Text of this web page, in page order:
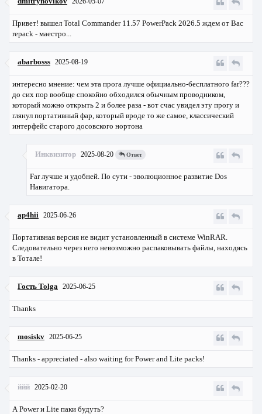
Привет! вышел Total Commander 11.57 PowerPack 2026.5 ждем от Вас
repack - маестро...
abarbosss 2025-08-19
интересно мнение: чем эта прога лучше официально-бесплатного far???
до сих пор вообще спокойно обходился обычным проводником,
который можно открыть 2 и более раза - вот счас увидел эту прогу и
глянул портативный фар, который вроде то же самое, классический
интерфейс старого досовского нортона
Инквизитор 2025-08-20 Ответ
Far лучше и удобней. По сути - эволюционное развитие Dos
Навигатора.
ap4hii 2025-06-26
Портативная версия не видит установленный в системе WinRAR.
Следовательно через него невозможно распаковывать файлы, находясь
в Тотале!
Гость Tolga 2025-06-25
Thanks
mosiskv 2025-06-25
Thanks - appreciated - also waiting for Power and Lite packs!
ййй 2025-02-20
А Power и Lite паки будуть?